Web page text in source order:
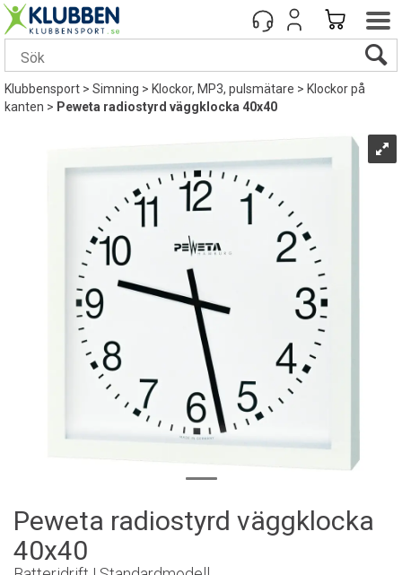
Klubbensport>Simning>Klockor, MP3, pulsmätare>Klockor på
kanten> Peweta radiostyrd väggklocka 40x40
Peweta radiostyrd väggklocka
40x40